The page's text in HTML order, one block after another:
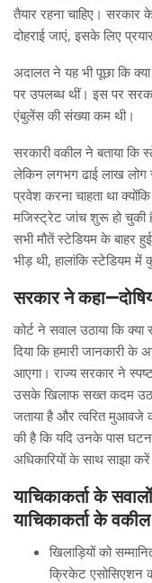
तैयार रहना चाहिए।
दोहराई जाएं, इसके लिए
अदालत ने यह भी पूछा कि
पर उपलब्ध थीं। इस पर
एंबुलेंस की संख्या कम थी।
सरकारी वकील ने बताया
लेकिन लगभग ढाई लाख लोग
प्रवेश करना चाहता था
मजिस्ट्रेट जांच शुरू हो चुकी
सभी मौतें स्टेडियम के बाहर
भीड़ थी, हालांकि स्टेडियम
सरकार ने
कोर्ट ने सवाल उठाया कि
दिया कि हमारी जानकारी
आएगा। राज्य सरकार ने
उसके खिलाफ सख्त कदम
जताया है और त्वरित मुआवजे
की है कि यदि उनके पास
अधिकारियों के साथ साझा
याचिकाकर्ता के
याचिकाकर्ता के
खिलाड़ियों को
क्रिकेट एसोसिएशन